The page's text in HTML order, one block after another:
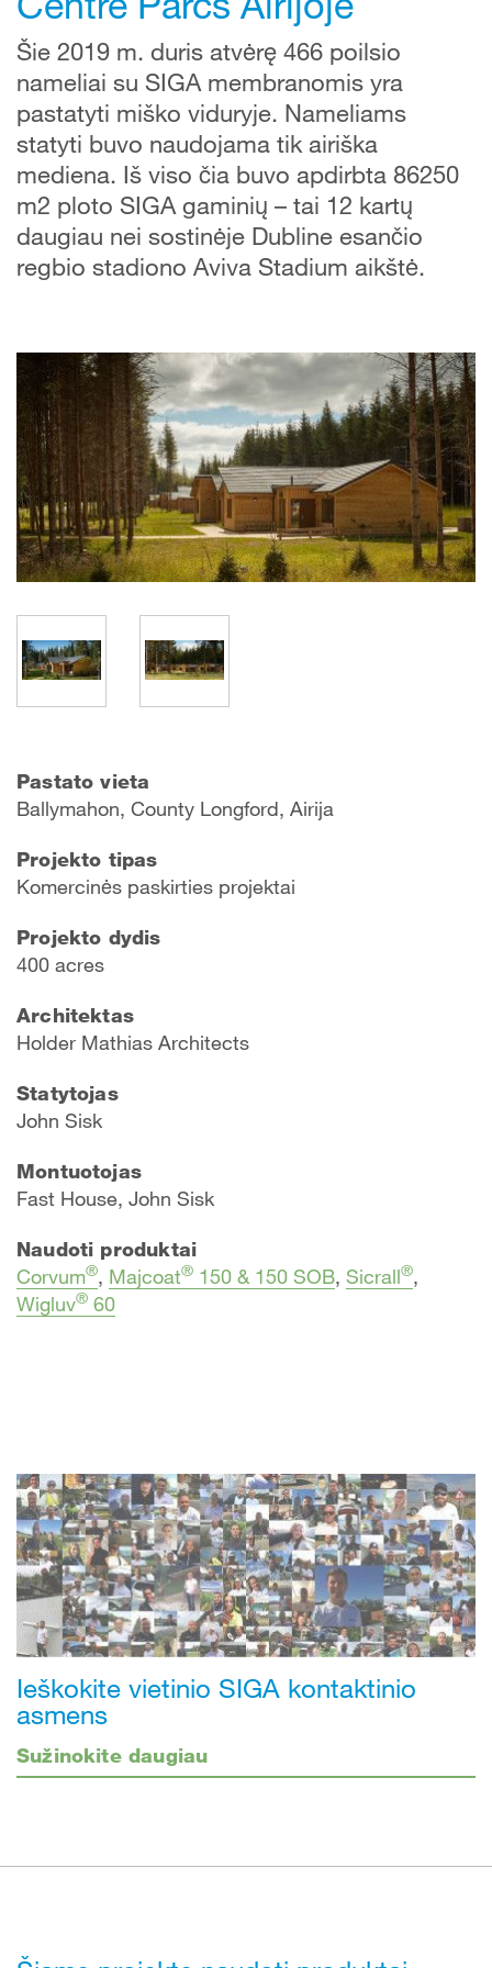
Šie 2019 m. duris atvėrę 466 poilsio
nameliai su SIGA membranomis yra
pastatyti miško viduryje. Nameliams
statyti buvo naudojama tik airiška
mediena. Iš viso čia buvo apdirbta 86250
m2 ploto SIGA gaminių – tai 12 kartų
daugiau nei sostinėje Dubline esančio
regbio stadiono Aviva Stadium aikštė.
Pastato vieta
Ballymahon, County Longford, Airija
Projekto tipas
Komercinės paskirties projektai
Projekto dydis
400 acres
Architektas
​Holder Mathias Architects
Statytojas
John Sisk
Montuotojas
Fast House, John Sisk
Naudoti produktai
Corvum®, Majcoat® 150 & 150 SOB, Sicrall®,
Wigluv® 60
Ieškokite vietinio SIGA kontaktinio
asmens
Sužinokite daugiau